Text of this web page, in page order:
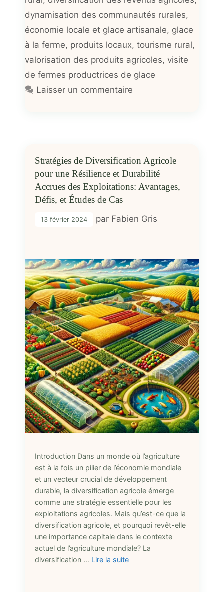
dynamisation des communautés rurales,
économie locale et glace artisanale, glace
à la ferme, produits locaux, tourisme rural,
valorisation des produits agricoles, visite
de fermes productrices de glace
Laisser un commentaire
Stratégies de Diversification Agricole
pour une Résilience et Durabilité
Accrues des Exploitations: Avantages,
Défis, et Études de Cas
13 février 2024 par Fabien Gris
Introduction Dans un monde où l’agriculture
est à la fois un pilier de l’économie mondiale
et un vecteur crucial de développement
durable, la diversification agricole émerge
comme une stratégie essentielle pour les
exploitations agricoles. Mais qu’est-ce que la
diversification agricole, et pourquoi revêt-elle
une importance capitale dans le contexte
actuel de l’agriculture mondiale? La
diversification … Lire la suite